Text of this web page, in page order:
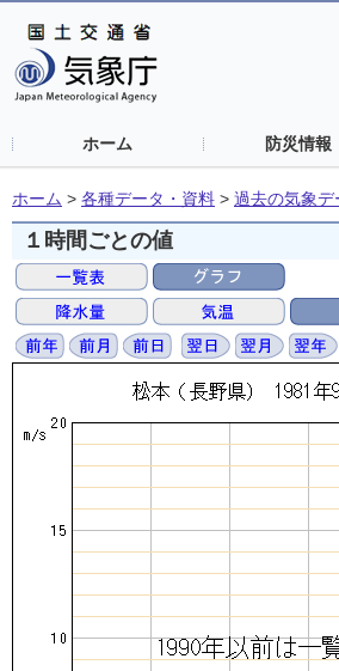
ホーム 防災情報
ホーム > 各種データ・資料 > 過去の気象デ
１時間ごとの値